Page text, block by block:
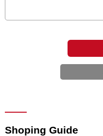
Shoping Guide